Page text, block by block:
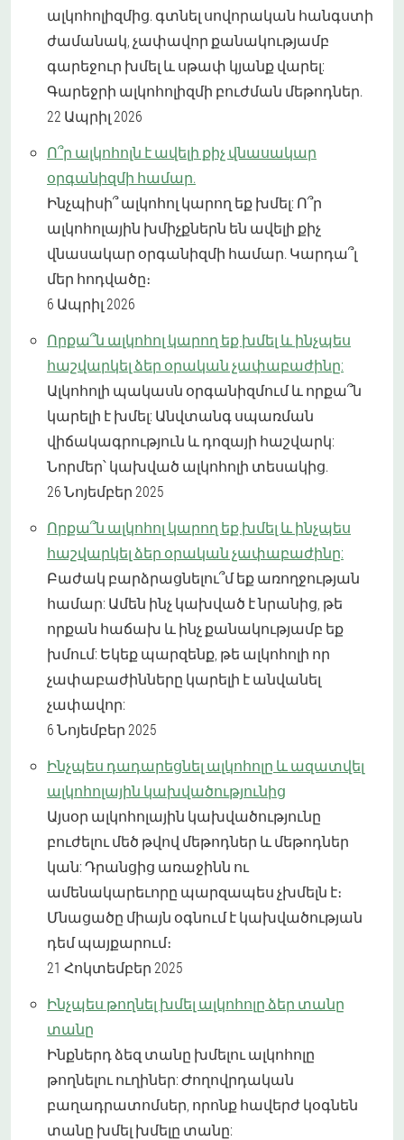
ալկոհոլիզմից. գտնել սովորական հանգստի
ժամանակ, չափավոր քանակությամբ
գարեջուր խմել և սթափ կյանք վարել:
Գարեջրի ալկոհոլիզմի բուժման մեթոդներ.
22 Ապրիլ 2026
Ո՞ր ալկոհոլն է ավելի քիչ վնասակար
օրգանիզմի համար.
Ինչպիսի՞ ալկոհոլ կարող եք խմել: Ո՞ր
ալկոհոլային խմիչքներն են ավելի քիչ
վնասակար օրգանիզմի համար. Կարդա՞լ
մեր հոդվածը։
6 Ապրիլ 2026
Որքա՞ն ալկոհոլ կարող եք խմել և ինչպես
հաշվարկել ձեր օրական չափաբաժինը:
Ալկոհոլի պակասն օրգանիզմում և որքա՞ն
կարելի է խմել: Անվտանգ սպառման
վիճակագրություն և դոզայի հաշվարկ:
Նորմեր՝ կախված ալկոհոլի տեսակից.
26 Նոյեմբեր 2025
Որքա՞ն ալկոհոլ կարող եք խմել և ինչպես
հաշվարկել ձեր օրական չափաբաժինը:
Բաժակ բարձրացնելու՞մ եք առողջության
համար: Ամեն ինչ կախված է նրանից, թե
որքան հաճախ և ինչ քանակությամբ եք
խմում: Եկեք պարզենք, թե ալկոհոլի որ
չափաբաժինները կարելի է անվանել
չափավոր:
6 Նոյեմբեր 2025
Ինչպես դադարեցնել ալկոհոլը և ազատվել
ալկոհոլային կախվածությունից
Այսօր ալկոհոլային կախվածությունը
բուժելու մեծ թվով մեթոդներ և մեթոդներ
կան: Դրանցից առաջինն ու
ամենակարեւորը պարզապես չխմելն է։
Մնացածը միայն օգնում է կախվածության
դեմ պայքարում։
21 Հոկտեմբեր 2025
Ինչպես թողնել խմել ալկոհոլը ձեր տանը
տանը
Ինքներդ ձեզ տանը խմելու ալկոհոլը
թողնելու ուղիներ: Ժողովրդական
բաղադրատոմսեր, որոնք հավերժ կօգնեն
տանը խմել խմելը տանը: